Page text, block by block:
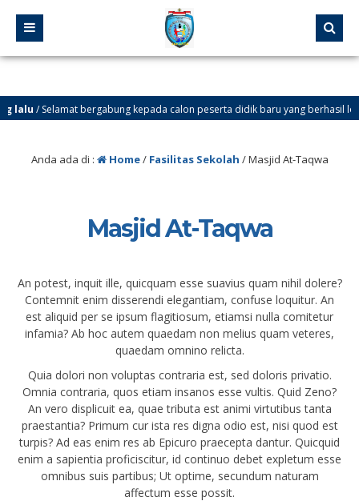
lalu/ Selamat bergabung kepada calon peserta didik baru yang berhasil lolos
lalu/ SELAMAT DATANG DI WEBSITE SMP NEGERI 37 JAKARTA. Ingin tahu
Anda ada di : Home/ Fasilitas Sekolah /Masjid At-Taqwa
Masjid At-Taqwa
An potest, inquit ille, quicquam esse suavius quam nihil dolere?
Contemnit enim disserendi elegantiam, confuse loquitur. An
est aliquid per se ipsum flagitiosum, etiamsi nulla comitetur
infamia? Ab hoc autem quaedam non melius quam veteres,
quaedam omnino relicta.
Quia dolori non voluptas contraria est, sed doloris privatio.
Omnia contraria, quos etiam insanos esse vultis. Quid Zeno?
An vero displicuit ea, quae tributa est animi virtutibus tanta
praestantia? Primum cur ista res digna odio est, nisi quod est
turpis? Ad eas enim res ab Epicuro praecepta dantur. Quicquid
enim a sapientia proficiscitur, id continuo debet expletum esse
omnibus suis partibus; Ut optime, secundum naturam
affectum esse possit.